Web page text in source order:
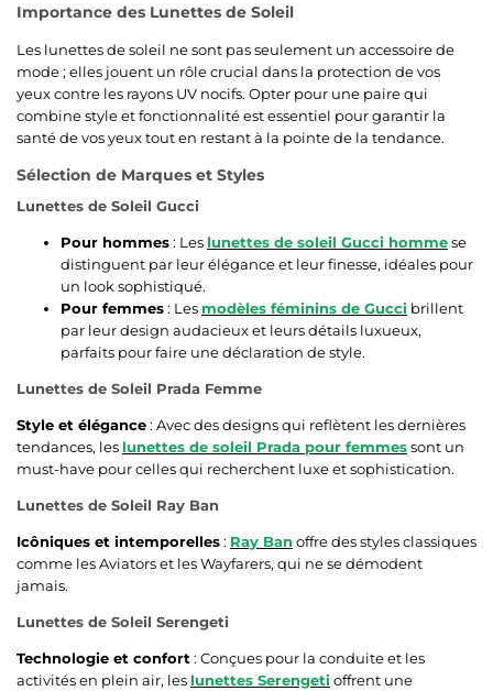
Importance des Lunettes de Soleil
Les lunettes de soleil ne sont pas seulement un accessoire de
mode ; elles jouent un rôle crucial dans la protection de vos
yeux contre les rayons UV nocifs. Opter pour une paire qui
combine style et fonctionnalité est essentiel pour garantir la
santé de vos yeux tout en restant à la pointe de la tendance.
Sélection de Marques et Styles
Lunettes de Soleil Gucci
Pour hommes: Les lunettes de soleil Gucci hommese
distinguent par leur élégance et leur finesse, idéales pour
un look sophistiqué.
Pour femmes: Les modèles féminins de Gucci brillent
par leur design audacieux et leurs détails luxueux,
parfaits pour faire une déclaration de style.
Lunettes de Soleil Prada Femme
Style et élégance: Avec des designs qui reflètent les dernières
tendances, les lunettes de soleil Prada pour femmessont un
must-have pour celles qui recherchent luxe et sophistication.
Lunettes de Soleil Ray Ban
Icôniques et intemporelles: Ray Ban offre des styles classiques
comme les Aviators et les Wayfarers, qui ne se démodent
jamais.
Lunettes de Soleil Serengeti
Technologie et confort : Conçues pour la conduite et les
activités en plein air, les lunettes Serengetioffrent une